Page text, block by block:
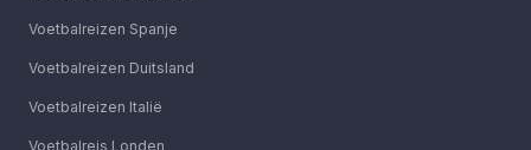
Voetbalreizen Spanje
Voetbalreizen Duitsland
Voetbalreizen Italië
Voetbalreis Londen